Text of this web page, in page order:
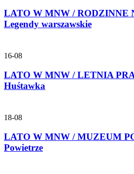
LATO W MNW / RODZINNE
Legendy warszawskie
16-08
LATO W MNW / LETNIA
Huśtawka
18-08
LATO W MNW / MUZEUM
Powietrze